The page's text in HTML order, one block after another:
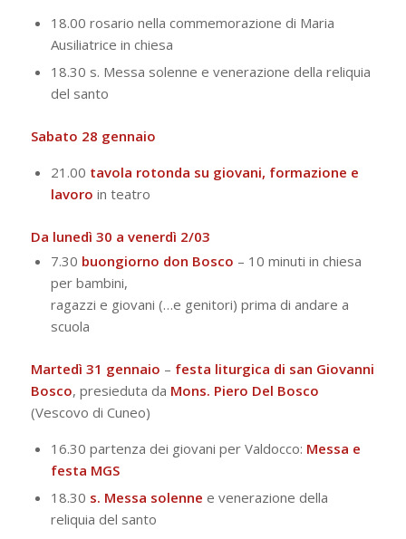
18.00 rosario nella commemorazione di Maria
Ausiliatrice in chiesa
18.30 s. Messa solenne e venerazione della reliquia
del santo
Sabato 28 gennaio
21.00 tavola rotonda su giovani, formazione e
lavoro in teatro
Da lunedì 30 a venerdì 2/03
7.30 buongiorno don Bosco – 10 minuti in chiesa
per bambini,
ragazzi e giovani (…e genitori) prima di andare a
scuola
Martedì 31 gennaio – festa liturgica di san Giovanni
Bosco, presieduta da Mons. Piero Del Bosco
(Vescovo di Cuneo)
16.30 partenza dei giovani per Valdocco: Messa e
festa MGS
18.30 s. Messa solenne e venerazione della
reliquia del santo